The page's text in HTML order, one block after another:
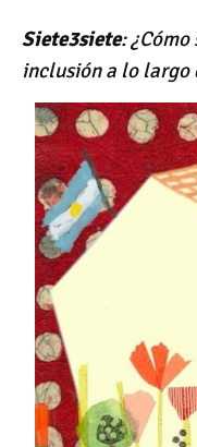
Siete3siete:
inclusión a lo largo